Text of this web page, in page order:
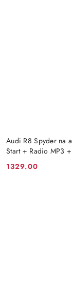
Audi R8 Spyder na
Start + Radio MP3
Cena:
1329.00